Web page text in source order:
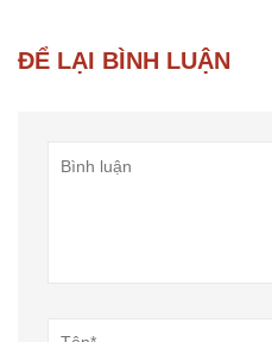
ĐỂ LẠI BÌNH LUẬN